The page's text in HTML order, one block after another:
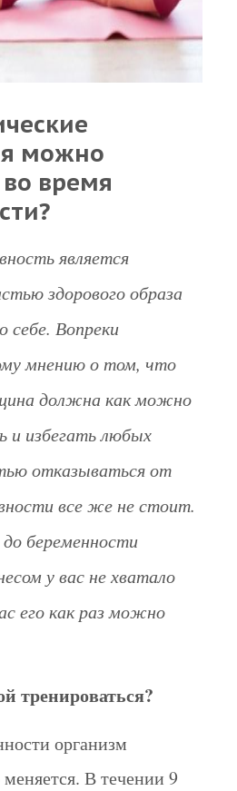
можно
время
является
здорового образа
Вопреки
мнению о том, что
должна как можно
и избегать любых
отказываться от
все же не стоит.
беременности
у вас не хватало
его как раз можно
тренироваться?
организм
В течении 9